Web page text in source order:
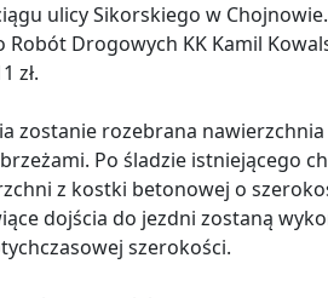
ulicy Sikorskiego w
Drogowych KK Kamil
zł.
zostanie rozebrana
Po śladzie istniejącego
z kostki betonowej o
dojścia do jezdni zostaną
szerokości.